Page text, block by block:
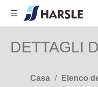
DETTAGLI
Casa / Elenco